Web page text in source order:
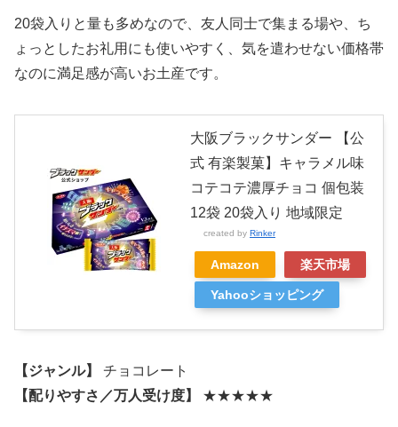
20袋入りと量も多めなので、友人同士で集まる場や、ち
ょっとしたお礼用にも使いやすく、気を遣わせない価格帯
なのに満足感が高いお土産です。
大阪ブラックサンダー 【公
式 有楽製菓】キャラメル味
コテコテ濃厚チョコ 個包装
12袋 20袋入り 地域限定
created by Rinker
Amazon 楽天市場
Yahooショッピング
【ジャンル】
チョコレート
【配りやすさ／万人受け度】
★★★★★